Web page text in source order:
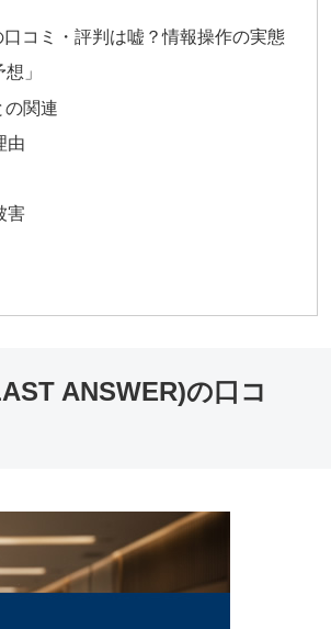
コミ・評判は嘘？情報操作の実態
」
の関連
由
害
ANSWER)の口コ